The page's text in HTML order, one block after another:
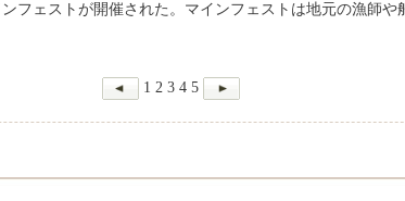
フェストが開催された。マインフェストは地元の漁師
1 2 3 4 5